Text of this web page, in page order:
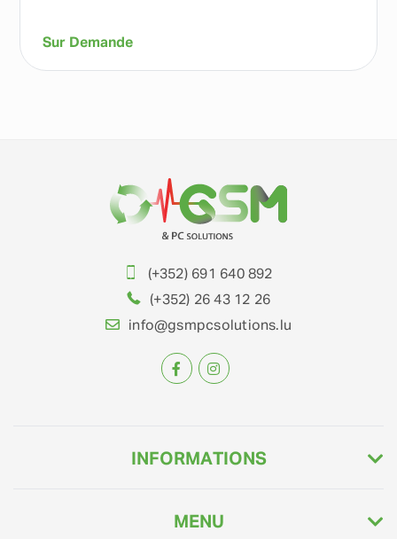
Sur Demande
(+352) 691 640 892
(+352) 26 43 12 26
info@gsmpcsolutions.lu
INFORMATIONS
MENU